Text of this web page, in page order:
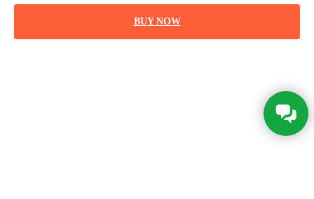
BUY NOW